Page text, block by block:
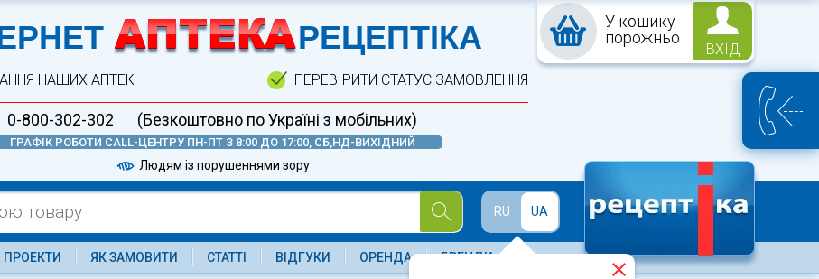
У кошику
порожньо
ВХІД
АПТЕКА
РЕЦЕПТІКА
НАШИХ АПТЕК ПЕРЕВІРИТИ СТАТУС ЗАМОВЛЕННЯ
0-800-302-302 (Безкоштовно по Україні з мобільних)
ГРАФІК РОБОТИ CALL-ЦЕНТРУ ПН-ПТ З 8:00 ДО 17:00, СБ,НД-ВИХІДНИЙ
Людям із порушеннями зору
RU UA
ПРОЕКТИ ЯК ЗАМОВИТИ СТАТТІ ВІДГУКИ ОРЕНДА БРЕНДИ